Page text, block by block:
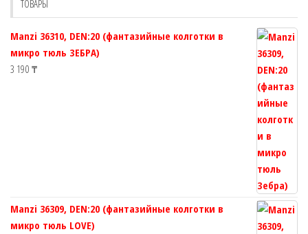
ТОВАРЫ
Manzi 36310, DEN:20 (фантазийные колготки в
микро тюль ЗЕБРА)
3 190 ₸
Manzi 36309, DEN:20 (фантазийные колготки в
микро тюль LOVE)